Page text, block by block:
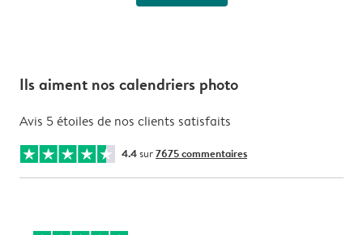
Ils aiment nos calendriers photo
Avis 5 étoiles de nos clients satisfaits
4.4sur7675 commentaires